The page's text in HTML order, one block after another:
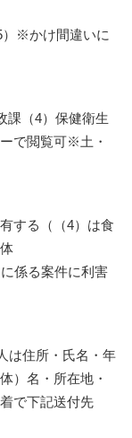
）※かけ間違いに
課（4）保健衛生
で閲覧可※土・
する（（4）は食
係る案件に利害
は住所・氏名・年
）名・所在地・
で下記送付先